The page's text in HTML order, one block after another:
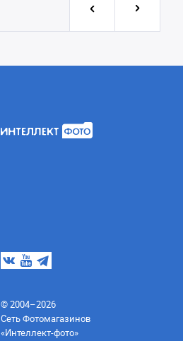
© 2004–2026
Сеть Фотомагазинов
«Интеллект-фото»